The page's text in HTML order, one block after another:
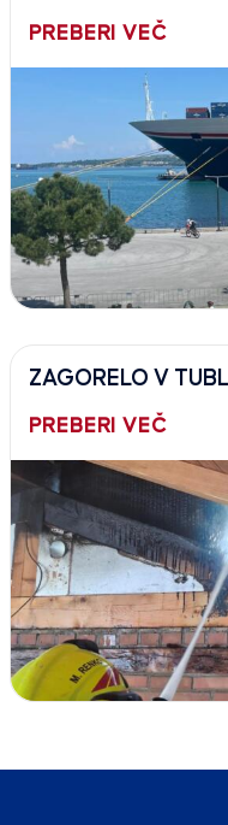
PREBERI VEČ
ZAGORELO V
PREBERI VEČ